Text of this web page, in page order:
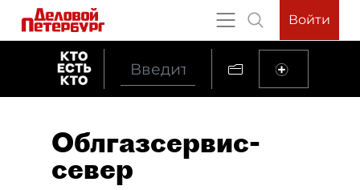
Войти
Облгазсервис-
север